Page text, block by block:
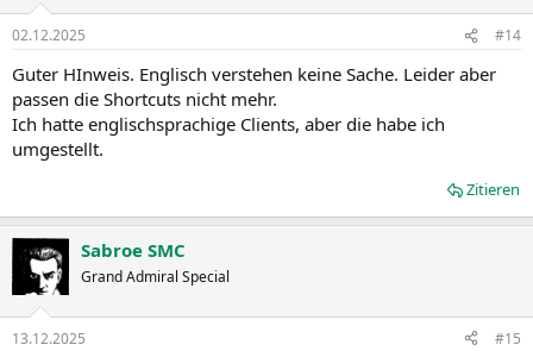
02.12.2025 #14
Guter HInweis. Englisch verstehen keine Sache. Leider aber
passen die Shortcuts nicht mehr.
Ich hatte englischsprachige Clients, aber die habe ich
umgestellt.
Zitieren
Sabroe SMC
Grand Admiral Special
13.12.2025 #15